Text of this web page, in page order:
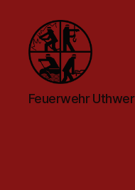
Feuerwehr
Uthwerdum
Feuerwehr